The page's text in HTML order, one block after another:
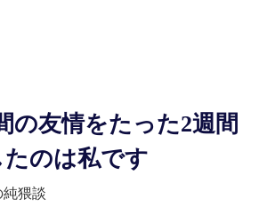
の友情をたった2週間
のは私です
純猥談